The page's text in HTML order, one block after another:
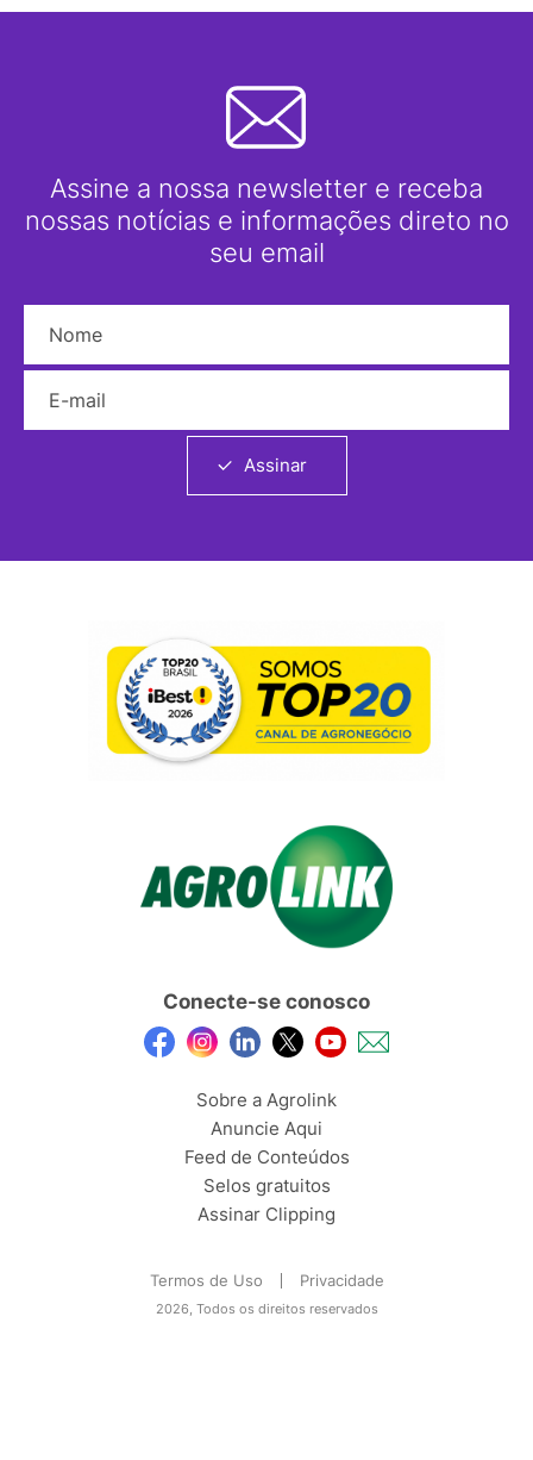
Assine a nossa newsletter e receba
nossas notícias e informações direto no
seu email
Assinar
Conecte-se conosco
Sobre a Agrolink
Anuncie Aqui
Feed de Conteúdos
Selos gratuitos
Assinar Clipping
Termos de Uso Privacidade
2026, Todos os direitos reservados